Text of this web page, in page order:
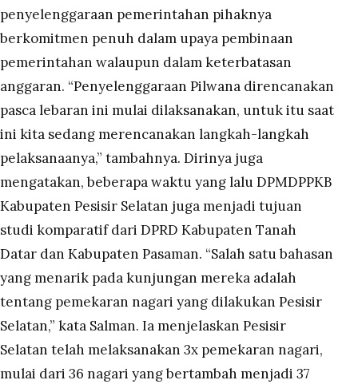
penyelenggaraan pemerintahan pihaknya
berkomitmen penuh dalam upaya pembinaan
pemerintahan walaupun dalam keterbatasan
anggaran. “Penyelenggaraan Pilwana direncanakan
pasca lebaran ini mulai dilaksanakan, untuk itu saat
ini kita sedang merencanakan langkah-langkah
pelaksanaanya,” tambahnya. Dirinya juga
mengatakan, beberapa waktu yang lalu DPMDPPKB
Kabupaten Pesisir Selatan juga menjadi tujuan
studi komparatif dari DPRD Kabupaten Tanah
Datar dan Kabupaten Pasaman. “Salah satu bahasan
yang menarik pada kunjungan mereka adalah
tentang pemekaran nagari yang dilakukan Pesisir
Selatan,” kata Salman. Ia menjelaskan Pesisir
Selatan telah melaksanakan 3x pemekaran nagari,
mulai dari 36 nagari yang bertambah menjadi 37